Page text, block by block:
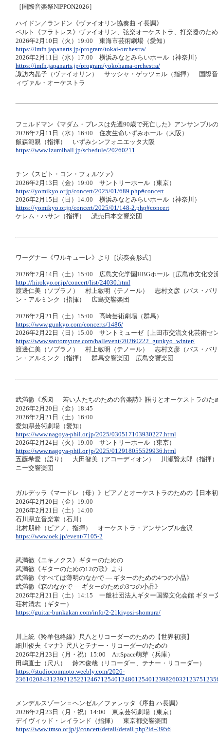
［国際音楽祭NIPPON2026］
ハイドン／ランドン《ヴァイオリン協奏曲 イ長調》
ペルト《フラトレス》ヴァイオリン、弦楽オーケストラ、打楽器のた
2026年2月10日（火）19:00 東海市芸術劇場（愛知）
https://imfn.japanarts.jp/program/tokai-orchestra/
2026年2月11日（水）17:00 横浜みなとみらいホール（神奈川）
https://imfn.japanarts.jp/program/yokohama-orchestra/
諏訪内晶子（ヴァイオリン） サッシャ・ゲッツェル（指揮） 国際音
ィヴァル・オーケストラ
フェルドマン《マダム・プレスは先週90歳で死亡した》アンサンブル
2026年2月11日（水）16:00 住友生命いずみホール（大阪）
飯森範親（指揮） いずみシンフォニエッタ大阪
https://www.izumihall.jp/schedule/20260211
チン《スビト・コン・フォルツァ》
2026年2月13日（金）19:00 サントリーホール（東京）
https://yomikyo.or.jp/concert/2025/01/689.php#concert
2026年2月15日（日）14:00 横浜みなとみらいホール（神奈川）
https://yomikyo.or.jp/concert/2025/01/148-2.php#concert
ケレム・ハサン（指揮） 読売日本交響楽団
ワーグナー《ワルキューレ》より［演奏会形式］
2026年2月14日（土）15:00 広島文化学園HBGホール［広島市文化交
http://hirokyo.or.jp/concert/list/24030.html
渡邊仁美（ソプラノ） 村上敏明（テノール） 志村文彦（バス・バ
ン・アルミンク（指揮） 広島交響楽団
2026年2月21日（土）15:00 高崎芸術劇場（群馬）
https://www.gunkyo.com/concerts/1486/
2026年2月22日（日）15:00 サントミューゼ［上田市交流文化芸術セ
https://www.santomyuze.com/hallevent/20260222_gunkyo_winter/
渡邊仁美（ソプラノ） 村上敏明（テノール） 志村文彦（バス・バ
ン・アルミンク（指揮） 群馬交響楽団 広島交響楽団
武満徹《系図 ― 若い人たちのための音楽詩》語りとオーケストラのた
2026年2月20日（金）18:45
2026年2月21日（土）16:00
愛知県芸術劇場（愛知）
https://www.nagoya-phil.or.jp/2025/030517103930227.html
2026年2月24日（火）19:00 サントリーホール（東京）
https://www.nagoya-phil.or.jp/2025/012918055529936.html
五藤希愛（語り） 大田智美（アコーディオン） 川瀬賢太郎（指揮
ニー交響楽団
ガルデッラ《マードレ（母）》ピアノとオーケストラのための【日本
2026年2月20日（金）19:00
2026年2月21日（土）14:00
石川県立音楽堂（石川）
北村朋幹（ピアノ、指揮） オーケストラ・アンサンブル金沢
https://www.oek.jp/event/7105-2
武満徹《エキノクス》ギターのための
武満徹《ギターのための12の歌》より
武満徹《すべては薄明のなかで ― ギターのための4つの小品》
武満徹《森のなかで ― ギターのための3つの小品》
2026年2月21日（土）14:15 一般社団法人ギター国際文化会館 ギター
荘村清志（ギター）
https://guitar-bunkakan.com/info/2-21kiyosi-shomura/
川上統《羚羊包絡線》尺八とリコーダーのための【世界初演】
細川俊夫《マナ》尺八とテナー・リコーダーのための
2026年2月23日（月・祝）15:00 ArtSpace萌芽（兵庫）
田嶋直士（尺八） 鈴木俊哉（リコーダー、テナー・リコーダー）
https://studioconmoto.weebly.com/2026-
メンデルスゾーン＝ヘンゼル／ファレッタ《序曲 ハ長調》
2026年2月23日（月・祝）14:00 東京芸術劇場（東京）
デイヴィッド・レイランド（指揮） 東京都交響楽団
https://www.tmso.or.jp/j/concert/detail/detail.php?id=3956